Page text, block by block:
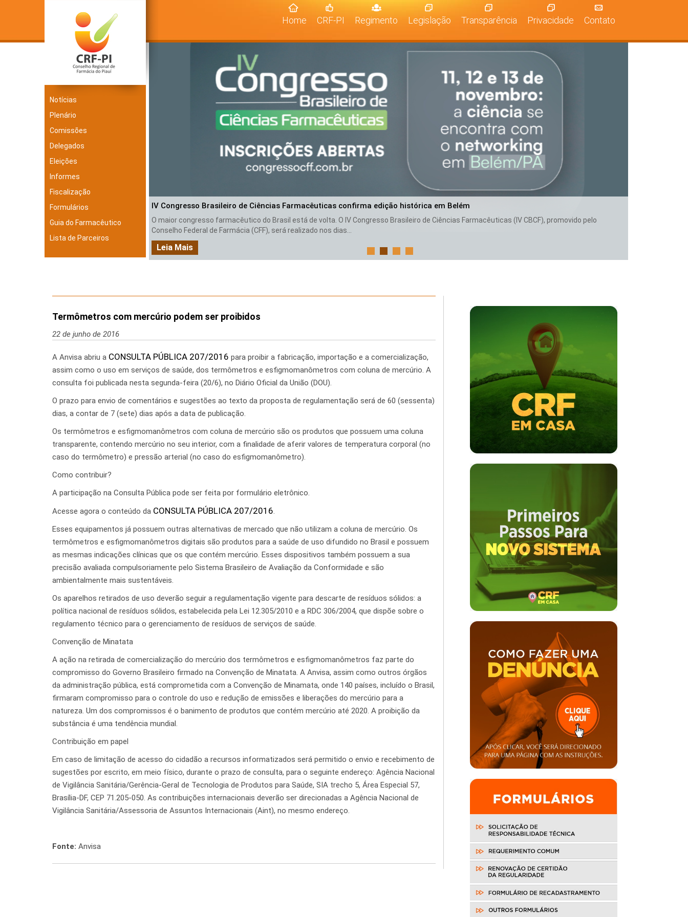
Home (current)
CRF-PI Regimento Legislação Transparência Privacidade Contato
Notícias
Plenário
Comissões
Delegados
Eleições
Informes
Fiscalização
Formulários
Guia do Farmacêutico
Lista de Parceiros
IV Congresso Brasileiro de Ciências Farmacêuticas confirma edição histórica em Belém
O maior congresso farmacêutico do Brasil está de volta. O IV Congresso Brasileiro de Ciências Farmacêuticas (IV CBCF), promovido pelo
Conselho Federal de Farmácia (CFF), será realizado nos dias...
Leia Mais
Termômetros com mercúrio podem ser proibidos
22 de junho de 2016
A Anvisa abriu a CONSULTA PÚBLICA 207/2016 para proibir a fabricação, importação e a comercialização,
assim como o uso em serviços de saúde, dos termômetros e esfigmomanômetros com coluna de mercúrio. A
consulta foi publicada nesta segunda-feira (20/6), no Diário Oficial da União (DOU).
O prazo para envio de comentários e sugestões ao texto da proposta de regulamentação será de 60 (sessenta)
dias, a contar de 7 (sete) dias após a data de publicação.
Os termômetros e esfigmomanômetros com coluna de mercúrio são os produtos que possuem uma coluna
transparente, contendo mercúrio no seu interior, com a finalidade de aferir valores de temperatura corporal (no
caso do termômetro) e pressão arterial (no caso do esfigmomanômetro).
Como contribuir?
A participação na Consulta Pública pode ser feita por formulário eletrônico.
Acesse agora o conteúdo da CONSULTA PÚBLICA 207/2016.
Esses equipamentos já possuem outras alternativas de mercado que não utilizam a coluna de mercúrio. Os
termômetros e esfigmomanômetros digitais são produtos para a saúde de uso difundido no Brasil e possuem
as mesmas indicações clínicas que os que contém mercúrio. Esses dispositivos também possuem a sua
precisão avaliada compulsoriamente pelo Sistema Brasileiro de Avaliação da Conformidade e são
ambientalmente mais sustentáveis.
Os aparelhos retirados de uso deverão seguir a regulamentação vigente para descarte de resíduos sólidos: a
política nacional de resíduos sólidos, estabelecida pela Lei 12.305/2010 e a RDC 306/2004, que dispõe sobre o
regulamento técnico para o gerenciamento de resíduos de serviços de saúde.
Convenção de Minatata
A ação na retirada de comercialização do mercúrio dos termômetros e esfigmomanômetros faz parte do
compromisso do Governo Brasileiro firmado na Convenção de Minatata. A Anvisa, assim como outros órgãos
da administração pública, está comprometida com a Convenção de Minamata, onde 140 países, incluído o Brasil,
firmaram compromisso para o controle do uso e redução de emissões e liberações do mercúrio para a
natureza. Um dos compromissos é o banimento de produtos que contém mercúrio até 2020. A proibição da
substância é uma tendência mundial.
Contribuição em papel
Em caso de limitação de acesso do cidadão a recursos informatizados será permitido o envio e recebimento de
sugestões por escrito, em meio físico, durante o prazo de consulta, para o seguinte endereço: Agência Nacional
de Vigilância Sanitária/Gerência-Geral de Tecnologia de Produtos para Saúde, SIA trecho 5, Área Especial 57,
Brasília-DF, CEP 71.205-050. As contribuições internacionais deverão ser direcionadas a Agência Nacional de
Vigilância Sanitária/Assessoria de Assuntos Internacionais (Aint), no mesmo endereço.
Fonte: Anvisa